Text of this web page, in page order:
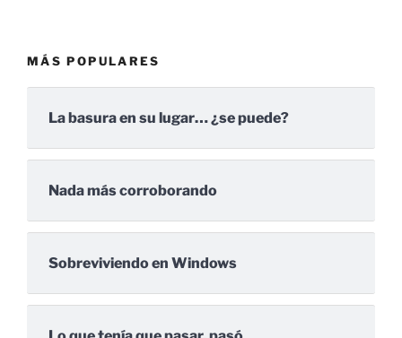
MÁS POPULARES
La basura en su lugar… ¿se puede?
Nada más corroborando
Sobreviviendo en Windows